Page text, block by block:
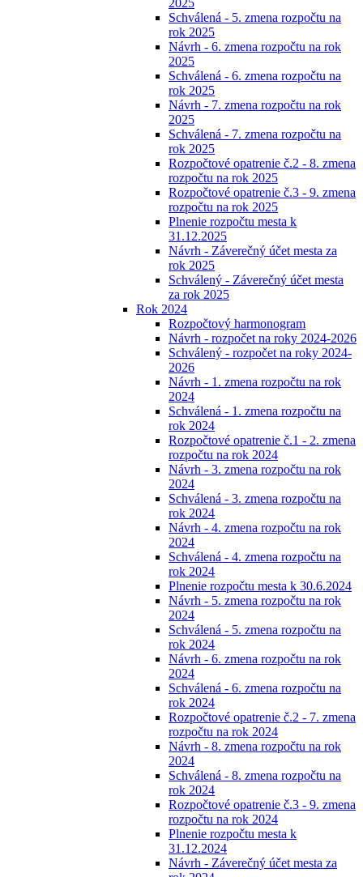
2025
Schválená - 5. zmena rozpočtu na
rok 2025
Návrh - 6. zmena rozpočtu na rok
2025
Schválená - 6. zmena rozpočtu na
rok 2025
Návrh - 7. zmena rozpočtu na rok
2025
Schválená - 7. zmena rozpočtu na
rok 2025
Rozpočtové opatrenie č.2 - 8. zmena
rozpočtu na rok 2025
Rozpočtové opatrenie č.3 - 9. zmena
rozpočtu na rok 2025
Plnenie rozpočtu mesta k
31.12.2025
Návrh - Záverečný účet mesta za
rok 2025
Schválený - Záverečný účet mesta
za rok 2025
Rok 2024
Rozpočtový harmonogram
Návrh - rozpočet na roky 2024-2026
Schválený - rozpočet na roky 2024-
2026
Návrh - 1. zmena rozpočtu na rok
2024
Schválená - 1. zmena rozpočtu na
rok 2024
Rozpočtové opatrenie č.1 - 2. zmena
rozpočtu na rok 2024
Návrh - 3. zmena rozpočtu na rok
2024
Schválená - 3. zmena rozpočtu na
rok 2024
Návrh - 4. zmena rozpočtu na rok
2024
Schválená - 4. zmena rozpočtu na
rok 2024
Plnenie rozpočtu mesta k 30.6.2024
Návrh - 5. zmena rozpočtu na rok
2024
Schválená - 5. zmena rozpočtu na
rok 2024
Návrh - 6. zmena rozpočtu na rok
2024
Schválená - 6. zmena rozpočtu na
rok 2024
Rozpočtové opatrenie č.2 - 7. zmena
rozpočtu na rok 2024
Návrh - 8. zmena rozpočtu na rok
2024
Schválená - 8. zmena rozpočtu na
rok 2024
Rozpočtové opatrenie č.3 - 9. zmena
rozpočtu na rok 2024
Plnenie rozpočtu mesta k
31.12.2024
Návrh - Záverečný účet mesta za